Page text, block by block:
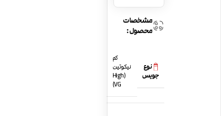
مشخصات
محصول:
نوع
جویس
کم
نیکوتین
(High
VG)